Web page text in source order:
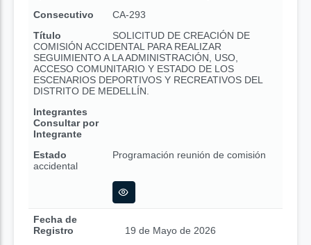
Consecutivo
CA-293
Título
SOLICITUD DE CREACIÓN DE
COMISIÓN ACCIDENTAL PARA REALIZAR
SEGUIMIENTO A LA ADMINISTRACIÓN, USO,
ACCESO COMUNITARIO Y ESTADO DE LOS
ESCENARIOS DEPORTIVOS Y RECREATIVOS DEL
DISTRITO DE MEDELLÍN.
Integrantes
Consultar por
Integrante
Estado
Programación reunión de comisión
accidental
Fecha de
Registro
19 de Mayo de 2026